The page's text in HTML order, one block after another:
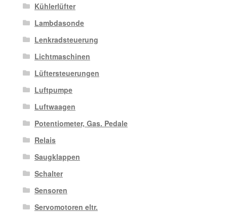
Kühlerlüfter
Lambdasonde
Lenkradsteuerung
Lichtmaschinen
Lüftersteuerungen
Luftpumpe
Luftwaagen
Potentiometer, Gas. Pedale
Relais
Saugklappen
Schalter
Sensoren
Servomotoren eltr.